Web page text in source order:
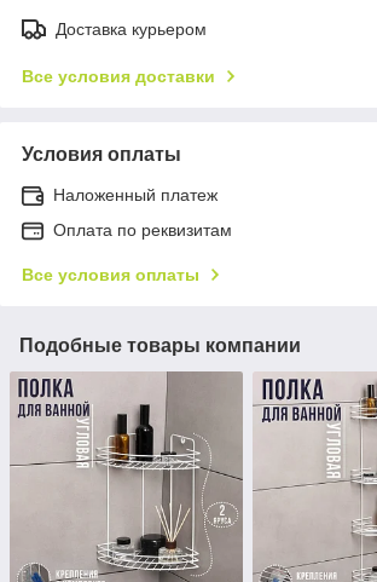
Доставка курьером
Все условия доставки
Условия оплаты
Наложенный платеж
Оплата по реквизитам
Все условия оплаты
Подобные товары компании